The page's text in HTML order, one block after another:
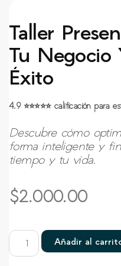
Taller
Tu Negocio
Éxito
4.9 ⭐⭐⭐⭐⭐calificación para
Descubre cómo
forma inteligente y
tiempo y tu vida.
$2.000.00
Añadir al